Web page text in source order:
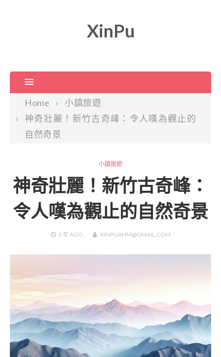
XinPu
Home
小鎮旅遊
神奇壯麗！新竹古奇峰：令人嘆為觀止的
自然奇景
小鎮旅遊
神奇壯麗！新竹古奇峰：
令人嘆為觀止的自然奇景
3 年AGO XINPUAHM@GMAIL.COM